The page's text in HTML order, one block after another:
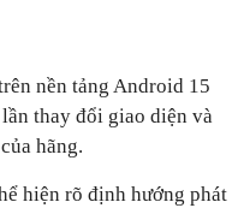
nền tảng Android 15
thay đổi giao diện và
hãng.
hiện rõ định hướng phát